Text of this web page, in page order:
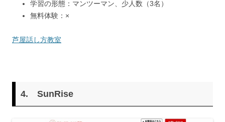
学習の形態：マンツーマン、少人数（3名）
無料体験：×
芦屋話し方教室
4. SunRise